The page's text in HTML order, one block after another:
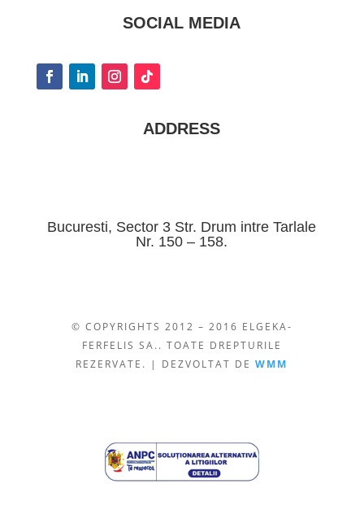
SOCIAL MEDIA
ADDRESS
Bucuresti, Sector 3 Str. Drum intre Tarlale
Nr. 150 – 158.
© COPYRIGHTS 2012 – 2016 ELGEKA-
FERFELIS SA.. TOATE DREPTURILE
REZERVATE. | DEZVOLTAT DEWMM